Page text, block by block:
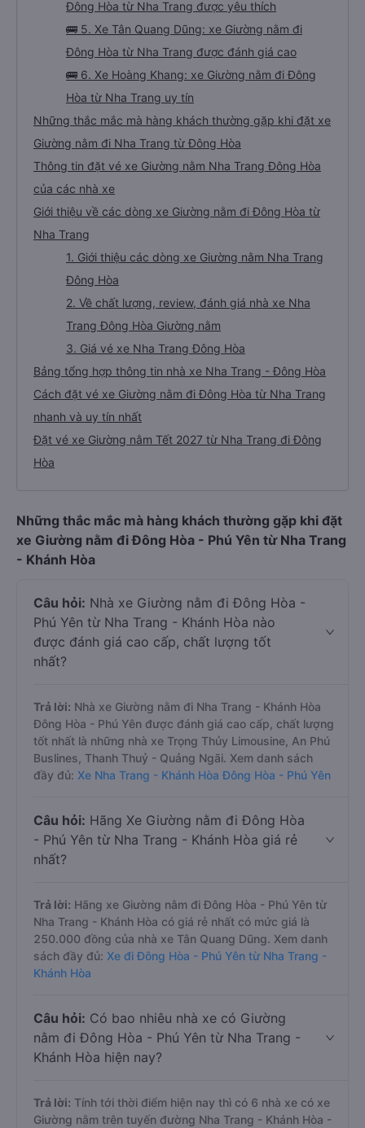
Đông Hòa từ Nha Trang được yêu thích
🚌 5. Xe Tân Quang Dũng: xe Giường nằm đi
Đông Hòa từ Nha Trang được đánh giá cao
🚌 6. Xe Hoàng Khang: xe Giường nằm đi Đông
Hòa từ Nha Trang uy tín
Những thắc mắc mà hàng khách thường gặp khi đặt xe
Giường nằm đi Nha Trang từ Đông Hòa
Thông tin đặt vé xe Giường nằm Nha Trang Đông Hòa
của các nhà xe
Giới thiệu về các dòng xe Giường nằm đi Đông Hòa từ
Nha Trang
1. Giới thiệu các dòng xe Giường nằm Nha Trang
Đông Hòa
2. Về chất lượng, review, đánh giá nhà xe Nha
Trang Đông Hòa Giường nằm
3. Giá vé xe Nha Trang Đông Hòa
Bảng tổng hợp thông tin nhà xe Nha Trang - Đông Hòa
Cách đặt vé xe Giường nằm đi Đông Hòa từ Nha Trang
nhanh và uy tín nhất
Đặt vé xe Giường nằm Tết 2027 từ Nha Trang đi Đông
Hòa
Những thắc mắc mà hàng khách thường gặp khi đặt
xe Giường nằm đi Đông Hòa - Phú Yên từ Nha Trang
- Khánh Hòa
Câu hỏi: Nhà xe Giường nằm đi Đông Hòa -
Phú Yên từ Nha Trang - Khánh Hòa nào
được đánh giá cao cấp, chất lượng tốt
nhất?
Trả lời: Nhà xe Giường nằm đi Nha Trang - Khánh Hòa
Đông Hòa - Phú Yên được đánh giá cao cấp, chất lượng
tốt nhất là những nhà xe Trọng Thủy Limousine, An Phú
Buslines, Thanh Thuỷ - Quảng Ngãi. Xem danh sách
đầy đủ: Xe Nha Trang - Khánh Hòa Đông Hòa - Phú Yên
Câu hỏi: Hãng Xe Giường nằm đi Đông Hòa
- Phú Yên từ Nha Trang - Khánh Hòa giá rẻ
nhất?
Trả lời: Hãng xe Giường nằm đi Đông Hòa - Phú Yên từ
Nha Trang - Khánh Hòa có giá rẻ nhất có mức giá là
250.000 đồng của nhà xe Tân Quang Dũng. Xem danh
sách đầy đủ: Xe đi Đông Hòa - Phú Yên từ Nha Trang -
Khánh Hòa
Câu hỏi: Có bao nhiêu nhà xe có Giường
nằm đi Đông Hòa - Phú Yên từ Nha Trang -
Khánh Hòa hiện nay?
Trả lời: Tính tới thời điểm hiện nay thì có 6 nhà xe có xe
Giường nằm trên tuyến đường Nha Trang - Khánh Hòa -